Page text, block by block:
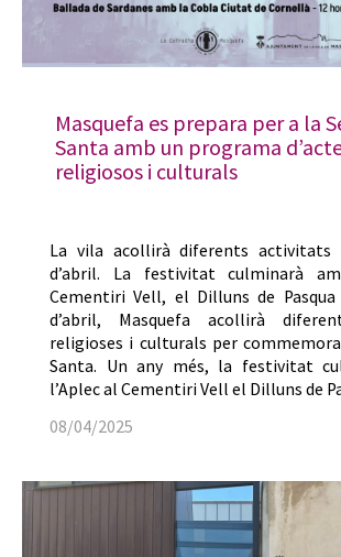
Masquefa es prepara per a la
Santa amb un programa
religiosos i culturals
La vila acollirà diferents activitats
d’abril. La festivitat culminarà
Cementiri Vell, el Dilluns de
d’abril, Masquefa acollirà
religioses i culturals per
Santa. Un any més, la festivitat
l’Aplec al Cementiri Vell el Dilluns de
08/04/2025